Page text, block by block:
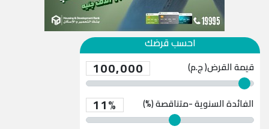
احسب قرضك
قيمة القرض( ج.م) 100,000
الفائدة السنوية -متناقصة (%) 11%